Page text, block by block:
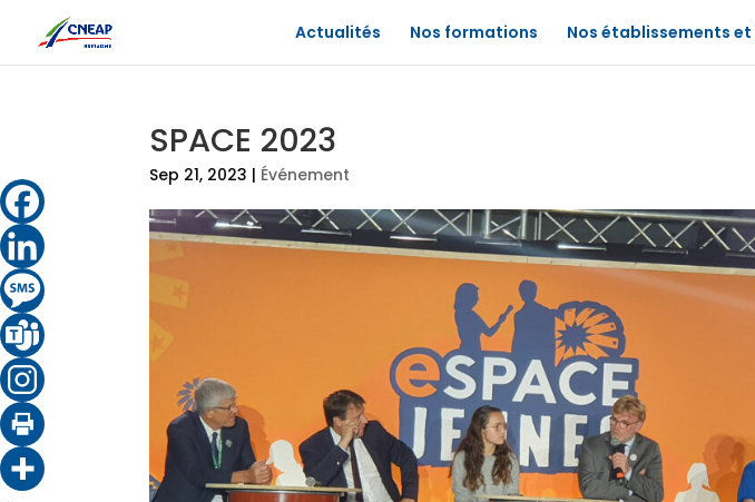
Actualités Nos formations Nos établissements
SPACE 2023
Sep 21, 2023 | Événement